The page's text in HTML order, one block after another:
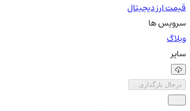
قیمت ارز دیجیتال
سرویس ها
وبلاگ
سایر
درحال بارگذاری...